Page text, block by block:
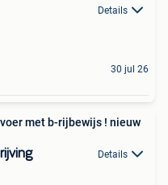
Details
30 jul 26
met b-rijbewijs ! nieuw
Details